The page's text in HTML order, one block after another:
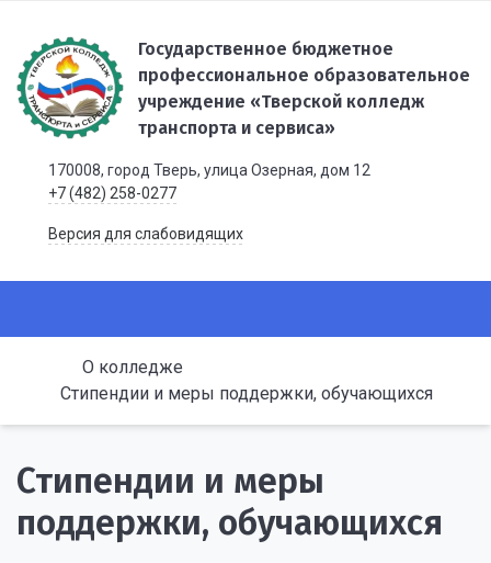
Государственное бюджетное
профессиональное образовательное
учреждение «Тверской колледж
транспорта и сервиса»
170008, город Тверь, улица Озерная, дом 12
+7 (482) 258-0277
Версия для слабовидящих
О колледже
Стипендии и меры поддержки, обучающихся
Стипендии и меры
поддержки, обучающихся